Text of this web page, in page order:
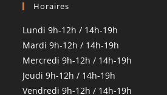
Horaires
Lundi 9h-12h / 14h-19h
Mardi 9h-12h / 14h-19h
Mercredi 9h-12h / 14h-19h
Jeudi 9h-12h / 14h-19h
Vendredi 9h-12h / 14h-19h